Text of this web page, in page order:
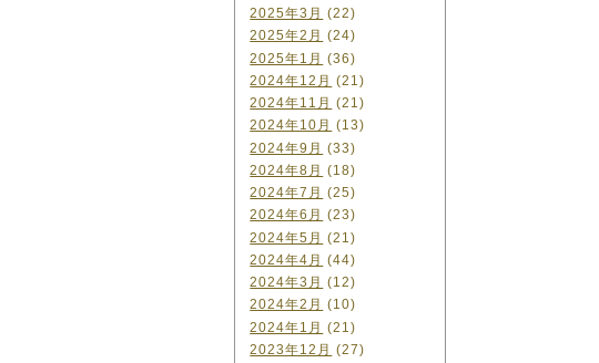
2025年3月 (22)
2025年2月 (24)
2025年1月 (36)
2024年12月 (21)
2024年11月 (21)
2024年10月 (13)
2024年9月 (33)
2024年8月 (18)
2024年7月 (25)
2024年6月 (23)
2024年5月 (21)
2024年4月 (44)
2024年3月 (12)
2024年2月 (10)
2024年1月 (21)
2023年12月 (27)